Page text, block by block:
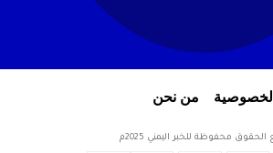
من نحن
الحقوق محفوظة للخبر اليمني 2025م